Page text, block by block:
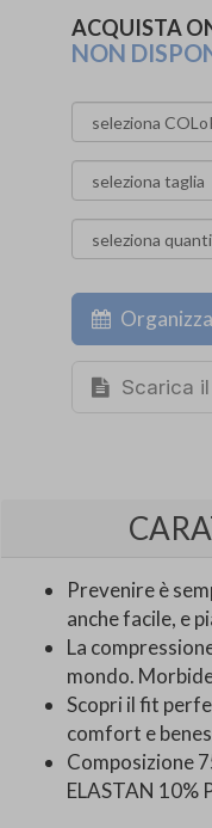
ACQUISTA
NON
Scarica
Prevenire è
anche facile, e
La
mondo.
Scopri il fit
comfort e
Composizione
ELASTAN 10%